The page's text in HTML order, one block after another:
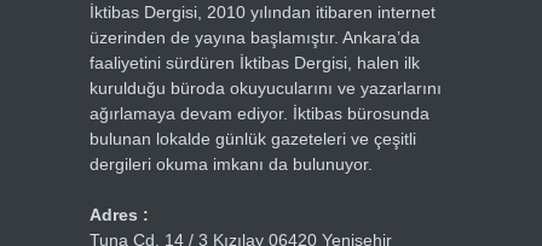
İktibas Dergisi, 2010 yılından itibaren internet
üzerinden de yayına başlamıştır. Ankara’da
faaliyetini sürdüren İktibas Dergisi, halen ilk
kurulduğu büroda okuyucularını ve yazarlarını
ağırlamaya devam ediyor. İktibas bürosunda
bulunan lokalde günlük gazeteleri ve çeşitli
dergileri okuma imkanı da bulunuyor.
Adres :
Tuna Cd. 14 / 3 Kızılay 06420 Yenişehir